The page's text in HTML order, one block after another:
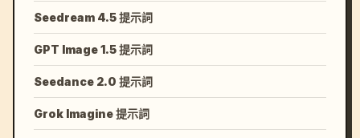
Seedream 4.5 提示詞
GPT Image 1.5 提示詞
Seedance 2.0 提示詞
Grok Imagine 提示詞